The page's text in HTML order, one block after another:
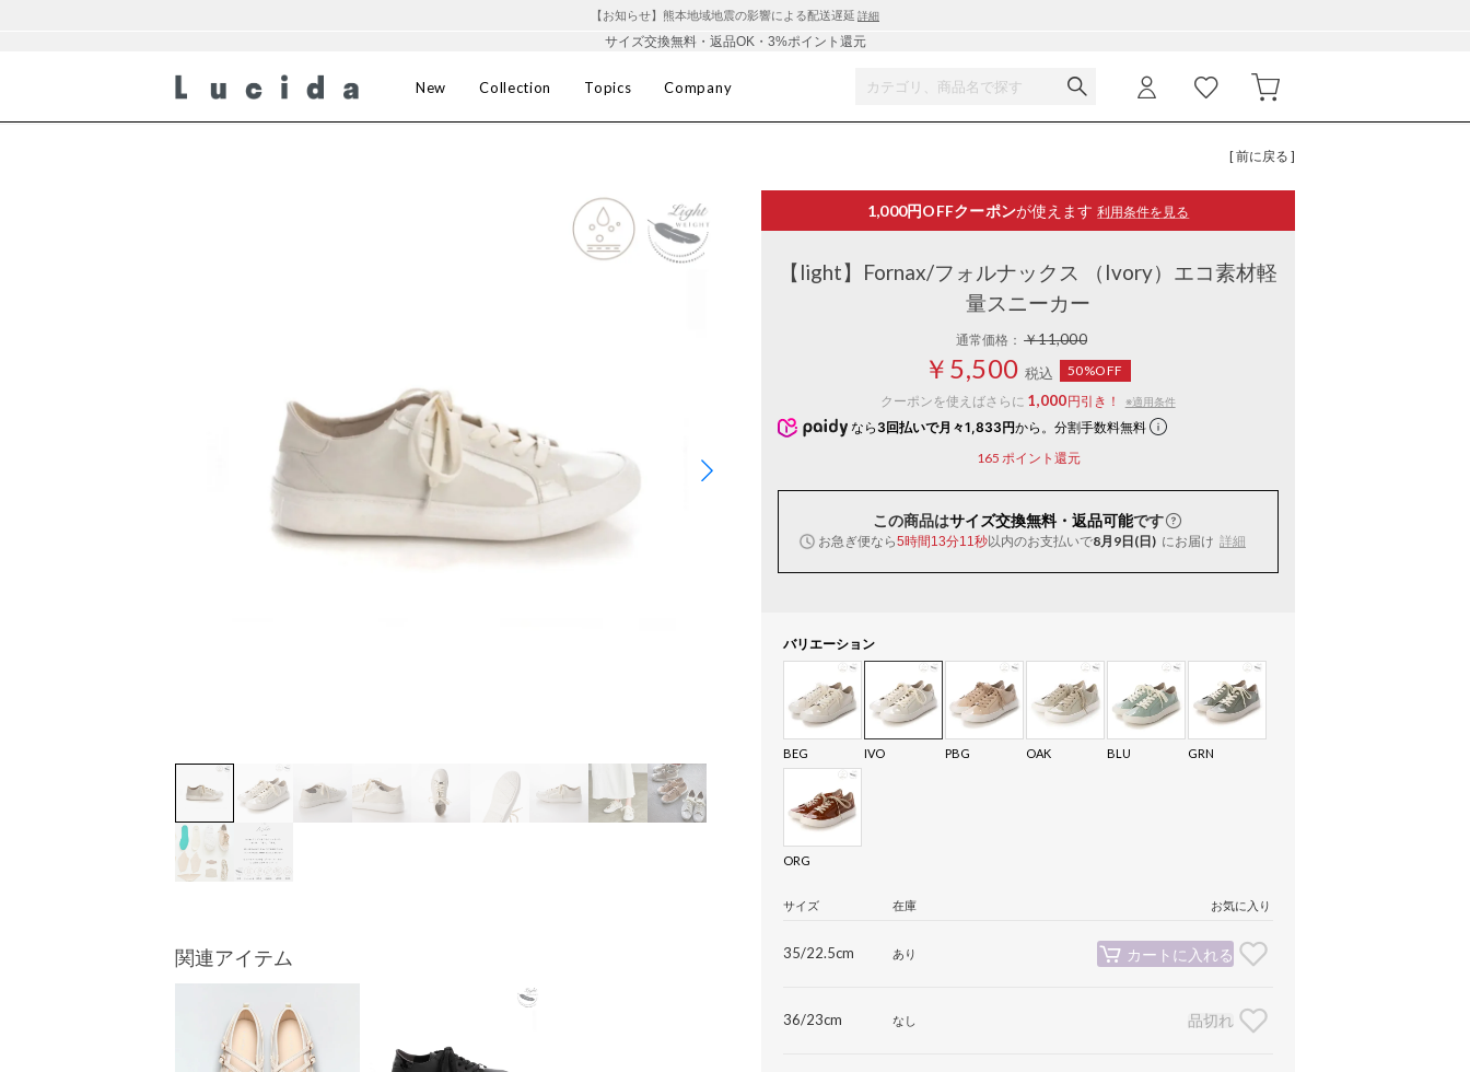
【お知らせ】熊本地域地震の影響による配送遅延 詳細
サイズ交換無料・返品OK・3%ポイント還元
New Collection Topics Company
[ 前に戻る ]
関連アイテム
1,000円OFFクーポンが使えます 利用条件を見る
【light】Fornax/フォルナックス （Ivory）エコ素材軽
量スニーカー
通常価格：￥11,000
￥5,500 税込
50%OFF
クーポンを使えばさらに 1,000円引き！ ※適用条件
なら 3回払いで月々1,833円から。分割手数料無料
165 ポイント還元
この商品はサイズ交換無料・返品可能です
お急ぎ便なら5時間13分10秒以内のお支払いで8月9日(日) にお届け 詳細
バリエーション
BEG IVO PBG OAK BLU GRN
ORG
サイズ 在庫 お気に入り
35/22.5cm あり カートに入れる
36/23cm なし 品切れ